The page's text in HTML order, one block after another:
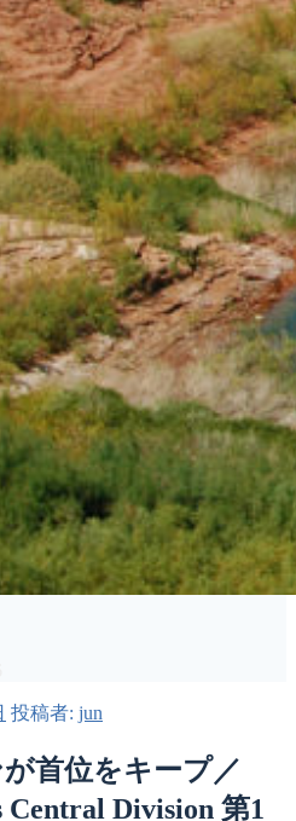
投稿者: jun
首位をキープ／
Central Division 第1